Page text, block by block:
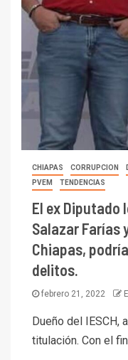
CHIAPAS CORRUPCION
PVEM
TENDENCIAS
El ex Diputado
Salazar Farías
Chiapas,
delitos.
febrero 21, 2022
Dueño del IESCH,
titulación. Con el